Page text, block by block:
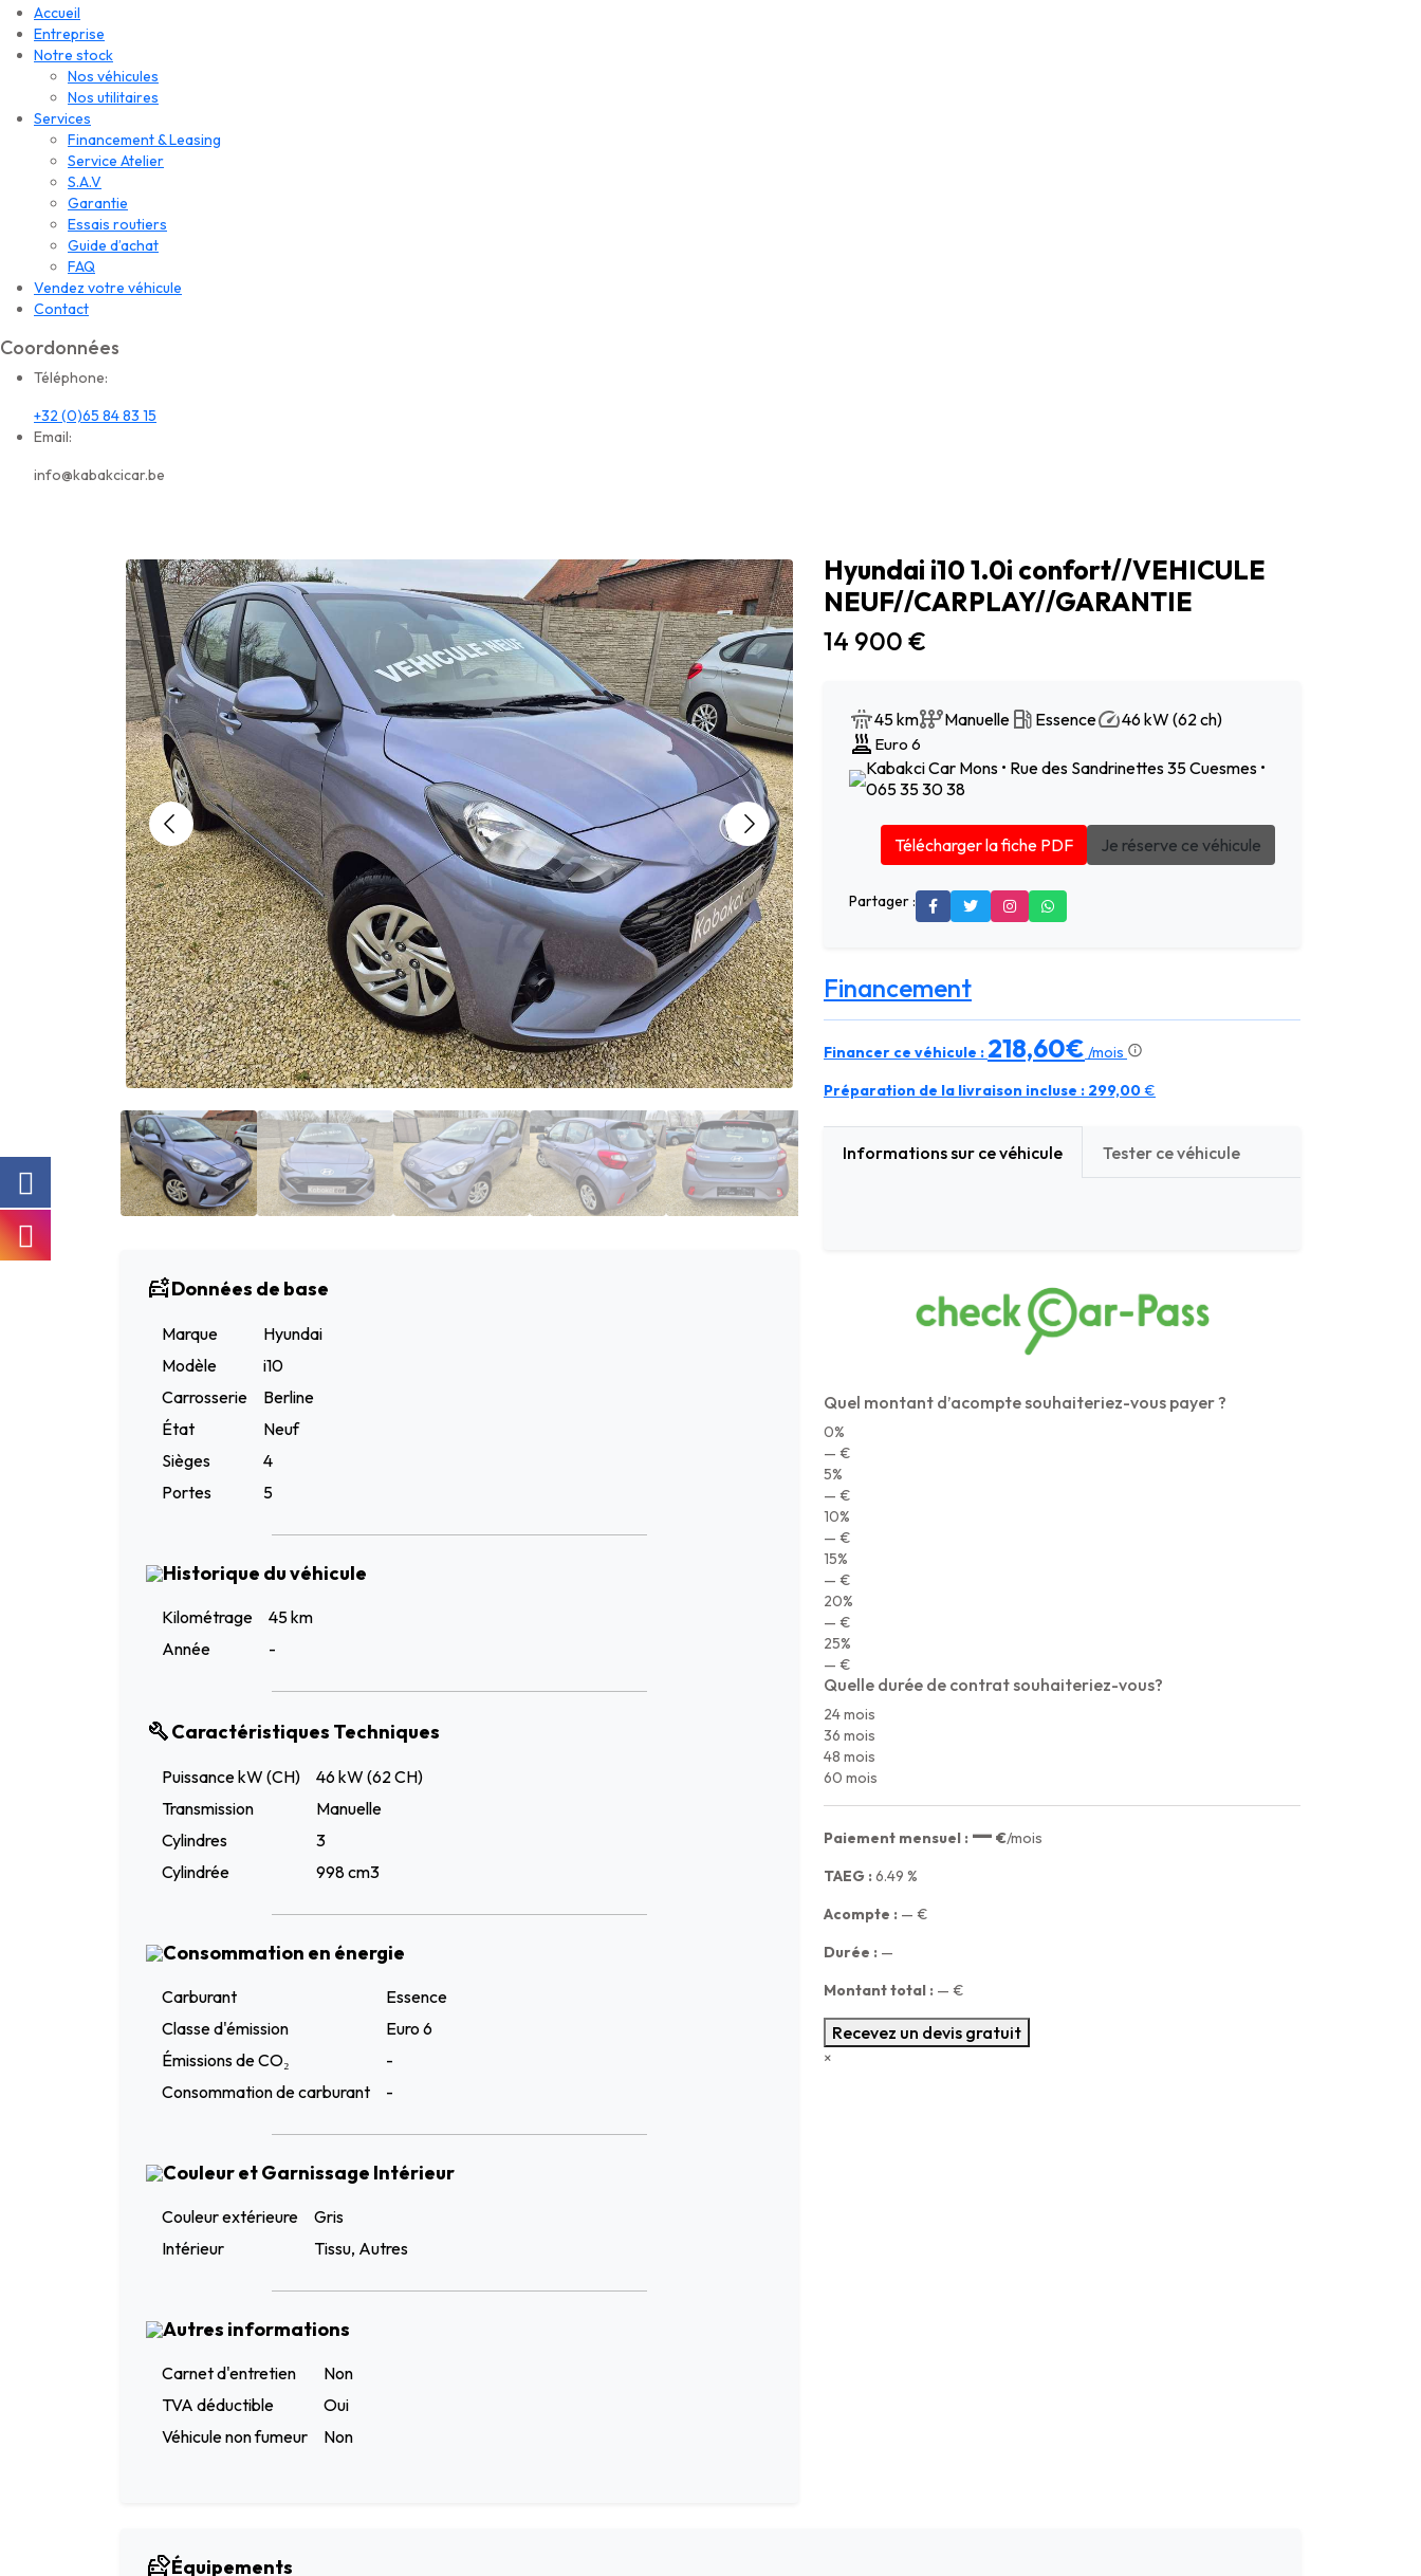
Accueil
Entreprise
Notre stock
Nos véhicules
Nos utilitaires
Services
Financement & Leasing
Service Atelier
S.A.V
Garantie
Essais routiers
Guide d’achat
FAQ
Vendez votre véhicule
Contact
Coordonnées
Téléphone:
+32 (0)65 84 83 15
Email:
info@kabakcicar.be
Données de base
Marque
Hyundai
Modèle
i10
Carrosserie
Berline
État
Neuf
Sièges
4
Portes
5
Historique du véhicule
Kilométrage
45 km
Année
-
Caractéristiques Techniques
Puissance kW (CH)
46 kW (62 CH)
Transmission
Manuelle
Cylindres
3
Cylindrée
998 cm3
Consommation en énergie
Carburant
Essence
Classe d'émission
Euro 6
Émissions de CO₂
-
Consommation de carburant
-
Couleur et Garnissage Intérieur
Couleur extérieure
Gris
Intérieur
Tissu, Autres
Autres informations
Carnet d'entretien
Non
TVA déductible
Oui
Véhicule non fumeur
Non
Hyundai i10 1.0i confort//VEHICULE
NEUF//CARPLAY//GARANTIE
14 900 €
45 km Manuelle Essence 46 kW (62 ch)
Euro 6
Kabakci Car Mons • Rue des Sandrinettes 35 Cuesmes •
065 35 30 38
Télécharger la fiche PDF Je réserve ce véhicule
Partager :
Financement
Financer ce véhicule : 218,60€ /mois
Préparation de la livraison incluse : 299,00€
Informations sur ce véhicule Tester ce véhicule
Quel montant d’acompte souhaiteriez-vous payer ?
0%
— €
5%
— €
10%
— €
15%
— €
20%
— €
25%
— €
Quelle durée de contrat souhaiteriez-vous?
24 mois
36 mois
48 mois
60 mois
Paiement mensuel : — €/mois
TAEG : 6.49 %
Acompte : — €
Durée : —
Montant total : — €
Recevez un devis gratuit
×
Équipements